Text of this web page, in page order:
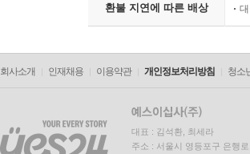
환불 지연에 따른 배상
회사소개 인재채용 이용약관 개인정보처리방침 청소
대표 : 김석환, 최세라
주소 : 서울시 영등포구 은행